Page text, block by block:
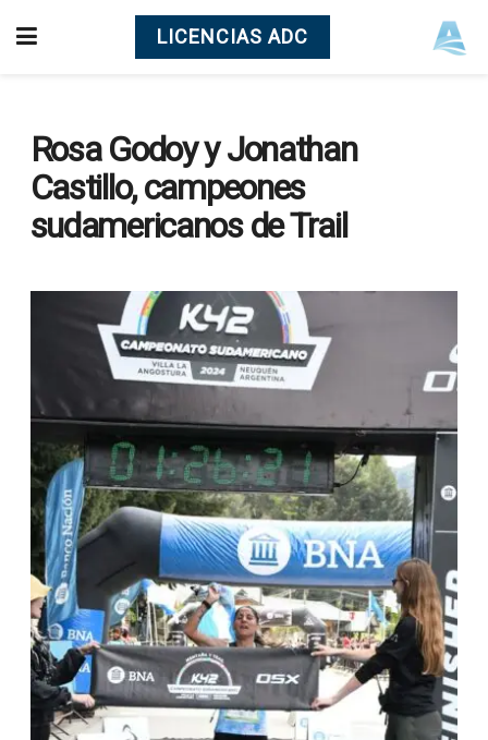
LICENCIAS ADC
Rosa Godoy y Jonathan
Castillo, campeones
sudamericanos de Trail